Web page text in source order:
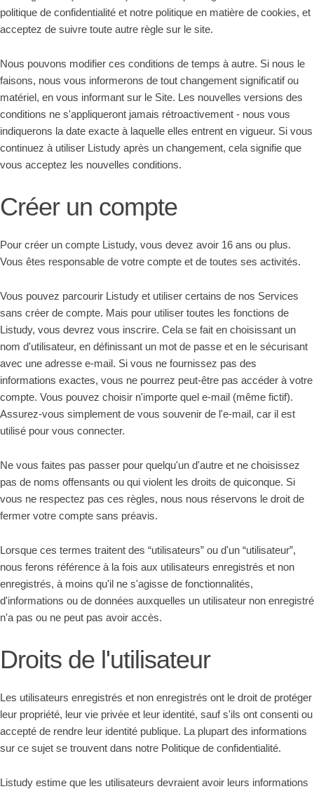
politique de confidentialité et notre politique en matière de cookies, et
acceptez de suivre toute autre règle sur le site.
Nous pouvons modifier ces conditions de temps à autre. Si nous le
faisons, nous vous informerons de tout changement significatif ou
matériel, en vous informant sur le Site. Les nouvelles versions des
conditions ne s'appliqueront jamais rétroactivement - nous vous
indiquerons la date exacte à laquelle elles entrent en vigueur. Si vous
continuez à utiliser Listudy après un changement, cela signifie que
vous acceptez les nouvelles conditions.
Créer un compte
Pour créer un compte Listudy, vous devez avoir 16 ans ou plus.
Vous êtes responsable de votre compte et de toutes ses activités.
Vous pouvez parcourir Listudy et utiliser certains de nos Services
sans créer de compte. Mais pour utiliser toutes les fonctions de
Listudy, vous devrez vous inscrire. Cela se fait en choisissant un
nom d'utilisateur, en définissant un mot de passe et en le sécurisant
avec une adresse e-mail. Si vous ne fournissez pas des
informations exactes, vous ne pourrez peut-être pas accéder à votre
compte. Vous pouvez choisir n'importe quel e-mail (même fictif).
Assurez-vous simplement de vous souvenir de l'e-mail, car il est
utilisé pour vous connecter.
Ne vous faites pas passer pour quelqu'un d'autre et ne choisissez
pas de noms offensants ou qui violent les droits de quiconque. Si
vous ne respectez pas ces règles, nous nous réservons le droit de
fermer votre compte sans préavis.
Lorsque ces termes traitent des “utilisateurs” ou d'un “utilisateur”,
nous ferons référence à la fois aux utilisateurs enregistrés et non
enregistrés, à moins qu'il ne s'agisse de fonctionnalités,
d'informations ou de données auxquelles un utilisateur non enregistré
n'a pas ou ne peut pas avoir accès.
Droits de l'utilisateur
Les utilisateurs enregistrés et non enregistrés ont le droit de protéger
leur propriété, leur vie privée et leur identité, sauf s'ils ont consenti ou
accepté de rendre leur identité publique. La plupart des informations
sur ce sujet se trouvent dans notre Politique de confidentialité.
Listudy estime que les utilisateurs devraient avoir leurs informations